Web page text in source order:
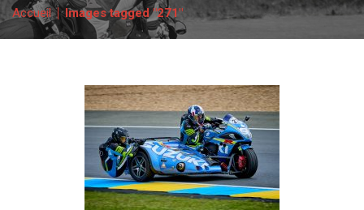
PARTENAIRES
Accueil Images tagged "271"